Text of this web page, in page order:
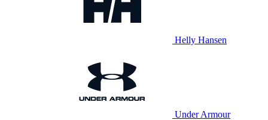
Helly Hansen
Under Armour